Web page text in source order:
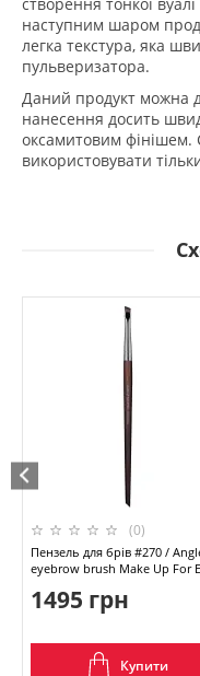
наступним шаром
легка текстура, яка
пульверизатора.
Даний продукт можна
нанесення досить
оксамитовим
використовувати
(0)
Пензель для брів #270 /
eyebrow brush Make Up For
1495 грн
Купити